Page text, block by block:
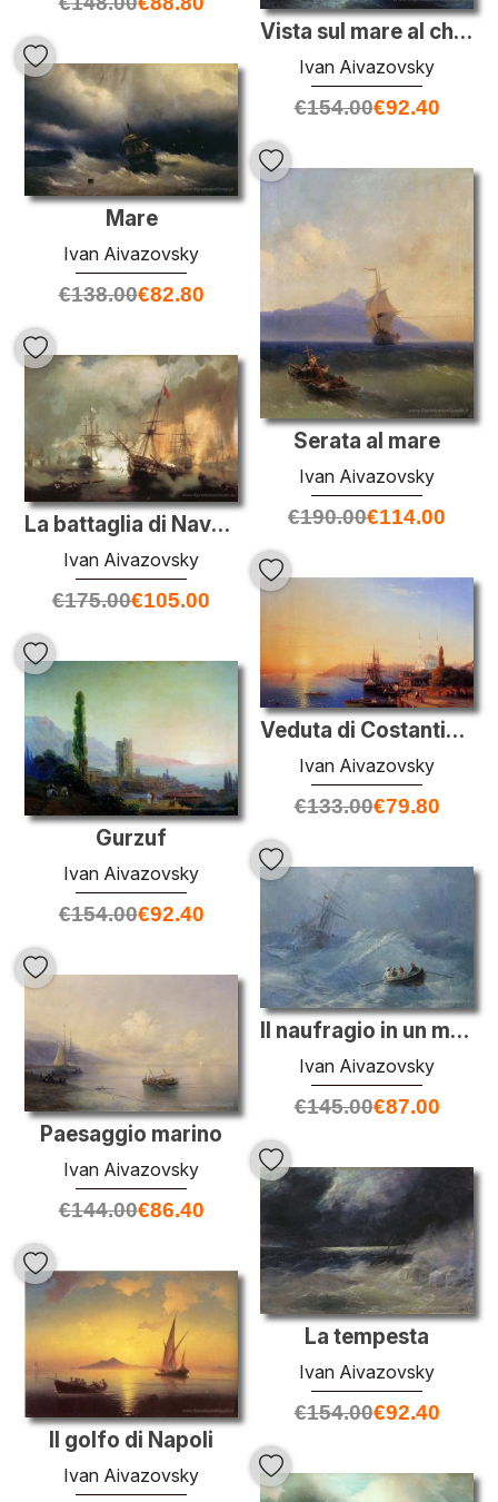
Vista sul mare al chiaro di luna
Ivan Aivazovsky
€154.00€92.40
Mare
Ivan Aivazovsky
€138.00€82.80
Serata al mare
Ivan Aivazovsky
€190.00€114.00
La battaglia di Navarino
Ivan Aivazovsky
€175.00€105.00
Veduta di Costantinopoli e il Bosforo
Ivan Aivazovsky
€133.00€79.80
Gurzuf
Ivan Aivazovsky
€154.00€92.40
Il naufragio in un mare in tempesta
Ivan Aivazovsky
€145.00€87.00
Paesaggio marino
Ivan Aivazovsky
€144.00€86.40
La tempesta
Ivan Aivazovsky
€154.00€92.40
Il golfo di Napoli
Ivan Aivazovsky